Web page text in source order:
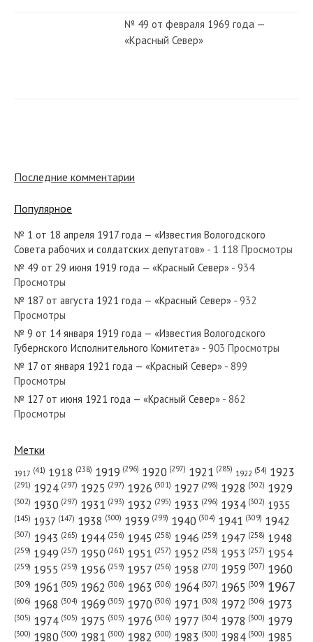
№ 49 от февраля 1969 года —
«Красный Север»
№ 21 от января 1946 года —
№ 86 от апреля 1932 года —
«Красный Север»
№ 38 от февраля 1959 года —
Последние комментарии
Популярное
№ 1 от 18 апреля 1917 года — «Известия Вологодского
Совета рабочих и солдатских депутатов» - 1 118 Просмотры
№ 49 от 29 июня 1919 года — «Красный Север» - 934
Просмотры
№ 187 от августа 1921 года — «Красный Север» - 932
Просмотры
№ 9 от 14 января 1919 года — «Известия Вологодского
Губернского Исполнительного Комитета» - 903 Просмотры
№ 17 от января 1921 года — «Красный Север» - 899
Просмотры
№ 127 от июня 1921 года — «Красный Север» - 862
Просмотры
Метки
1917 (41) 1918 (238) 1919 (296) 1920 (297) 1921 (285) 1922 (54) 1923
(291) 1924 (297) 1925 (297) 1926 (301) 1927 (298) 1928 (302) 1929
(302) 1930 (297) 1931 (293) 1932 (295) 1933 (296) 1934 (302) 1935
(145) 1937 (147) 1938 (300) 1939 (299) 1940 (304) 1941 (309) 1942
(307) 1943 (265) 1944 (256) 1945 (258) 1946 (259) 1947 (258) 1948
(259) 1949 (257) 1950 (261) 1951 (257) 1952 (258) 1953 (257) 1954
(259) 1955 (259) 1956 (259) 1957 (256) 1958 (270) 1959 (307) 1960
(309) 1961 (305) 1962 (306) 1963 (306) 1964 (307) 1965 (309) 1967
(606) 1968 (304) 1969 (305) 1970 (306) 1971 (308) 1972 (306) 1973
(305) 1974 (305) 1975 (305) 1976 (306) 1977 (304) 1978 (300) 1979
(300) 1980 (300) 1981 (300) 1982 (300) 1983 (300) 1984 (300) 1985